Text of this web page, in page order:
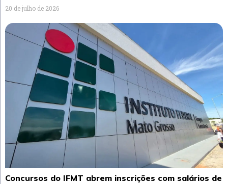
20 de julho de 2026
Concursos do IFMT abrem inscrições com salários de